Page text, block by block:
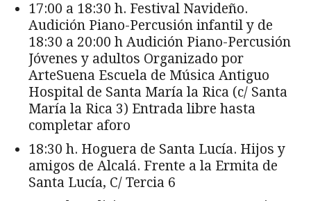
17:00 a 18:30 h. Festival Navideño.
Audición Piano-Percusión infantil y de
18:30 a 20:00 h Audición Piano-Percusión
Jóvenes y adultos Organizado por
ArteSuena Escuela de Música Antiguo
Hospital de Santa María la Rica (c/ Santa
María la Rica 3) Entrada libre hasta
completar aforo
18:30 h. Hoguera de Santa Lucía. Hijos y
amigos de Alcalá. Frente a la Ermita de
Santa Lucía, C/ Tercia 6